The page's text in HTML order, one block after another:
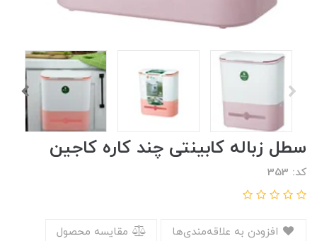
سطل زباله کابینتی چند کاره کاجین
کد: 353
مقایسه محصول